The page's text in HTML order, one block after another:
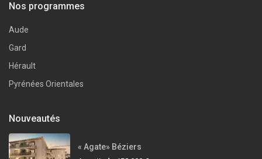
Nos programmes
Aude
Gard
Hérault
Pyrénées Orientales
Nouveautés
« Agate» Béziers